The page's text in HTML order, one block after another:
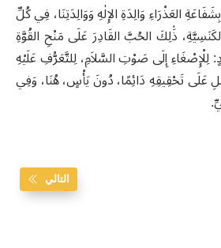
العَذْرَاءِ وَالِدَةِ الإِلٰهِ وَوَالِدَتِنَا، فِي كُلِّ
ذَٰلِكَ الحُبَّ القَادِرَ عَلَى مَنْحِ القُوَّةِ
لِلْإِصْغَاءِ إِلَى صَوْتِ السَّلاَمِ، لِلتَّعَرُّفِ عَلَيْهِ
تَحْقِيقِهِ دَائِمًا، دُونَ يَأْسٍ، هُنَا، وَفِي
.
التالي